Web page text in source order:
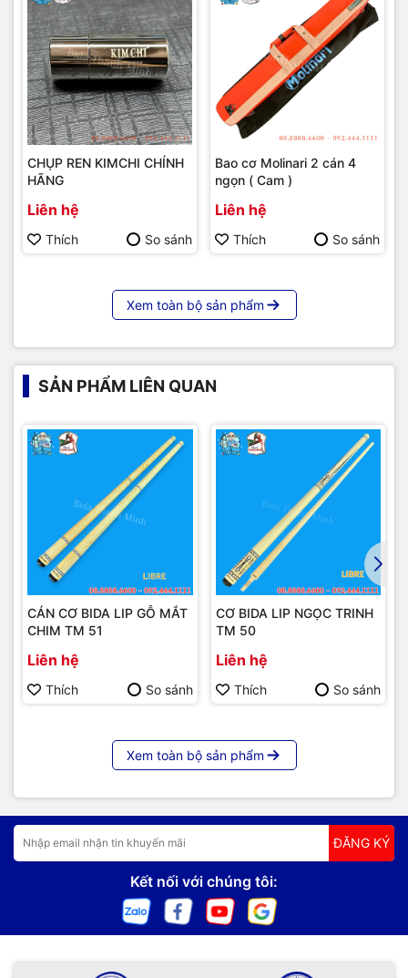
CHỤP REN KIMCHI CHÍNH
HÃNG
Liên hệ
Thích So sánh
Bao cơ Molinari 2 cán 4
ngọn ( Cam )
Liên hệ
Thích So sánh
Xem toàn bộ sản phẩm
SẢN PHẨM LIÊN QUAN
CÁN CƠ BIDA LIP GỖ MẮT
CHIM TM 51
Liên hệ
Thích So sánh
CƠ BIDA LIP NGỌC TRINH
TM 50
Liên hệ
Thích So sánh
Xem toàn bộ sản phẩm
ĐĂNG KÝ
Kết nối với chúng tôi: